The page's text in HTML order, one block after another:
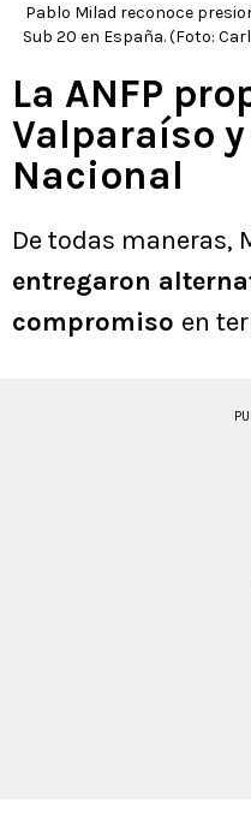
Pablo Milad reconoce
Sub 20 en España. (Foto:
La ANFP
Valparaíso
Nacional
De todas maneras,
entregaron
compromiso en